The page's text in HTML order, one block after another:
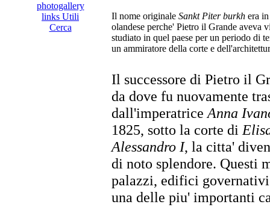
photogallery
links Utili
Cerca
Il nome originale Sankt Piter burkh era
olandese perche' Pietro il Grande aveva
studiato in quel paese per un periodo di
un ammiratore della corte e
Il successore di Pietro il
da dove fu nuovamente
dall'imperatrice Anna
1825, sotto la corte di
Alessandro I, la citta'
di noto splendore. Questi
palazzi, edifici governativi
una delle piu' importanti